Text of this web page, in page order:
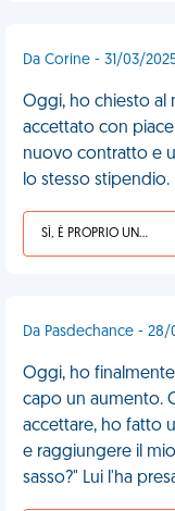
Da Corine - 31/03/
Oggi, ho chiesto al
accettato con
nuovo contratto e
lo stesso stipendio.
SÌ, È PROPRIO UNA VDM!
Da Pasdechance - 28/
Oggi, ho
capo un aumento.
accettare, ho fatto
e raggiungere il
sasso?" Lui l'ha